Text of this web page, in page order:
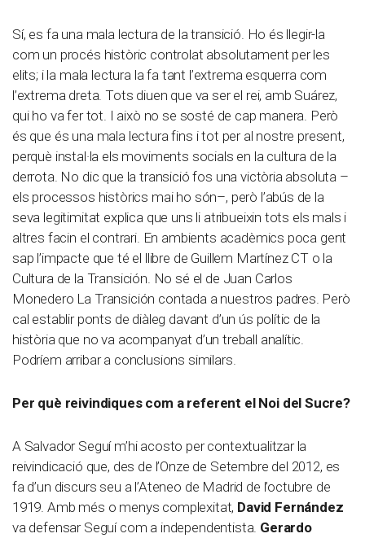
Sí, es fa una mala lectura de la transició. Ho és llegir-la
com un procés històric controlat absolutament per les
elits; i la mala lectura la fa tant l’extrema esquerra com
l’extrema dreta. Tots diuen que va ser el rei, amb Suárez,
qui ho va fer tot. I això no se sosté de cap manera. Però
és que és una mala lectura fins i tot per al nostre present,
perquè instal·la els moviments socials en la cultura de la
derrota. No dic que la transició fos una victòria absoluta –
els processos històrics mai ho són–, però l’abús de la
seva legitimitat explica que uns li atribueixin tots els mals i
altres facin el contrari. En ambients acadèmics poca gent
sap l’impacte que té el llibre de Guillem Martínez CT o la
Cultura de la Transición. No sé el de Juan Carlos
Monedero La Transición contada a nuestros padres. Però
cal establir ponts de diàleg davant d’un ús polític de la
història que no va acompanyat d’un treball analític.
Podríem arribar a conclusions similars.
Per què reivindiques com a referent el Noi del Sucre?
A Salvador Seguí m’hi acosto per contextualitzar la
reivindicació que, des de l’Onze de Setembre del 2012, es
fa d’un discurs seu a l’Ateneo de Madrid de l’octubre de
1919. Amb més o menys complexitat, David Fernández
va defensar Seguí com a independentista. Gerardo